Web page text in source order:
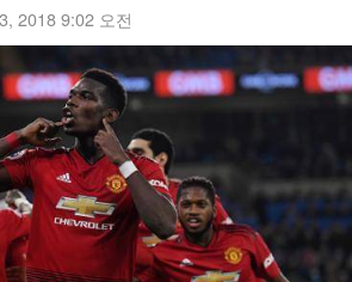
2018 9:02 오전